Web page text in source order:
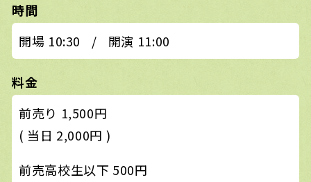
時間
開場 10:30
/ 開演 11:00
料金
前売り 1,500円
( 当日 2,000円 )
前売高校生以下 500円